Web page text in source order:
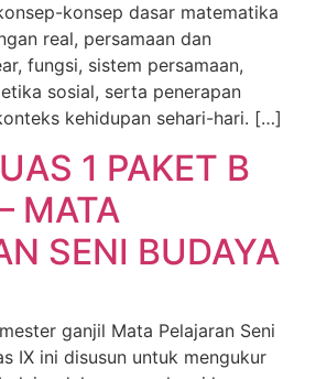
konsep dasar matematika
real, persamaan dan
fungsi, sistem persamaan,
sosial, serta penerapan
kehidupan sehari-hari. […]
1 PAKET B
MATA
SENI BUDAYA
ganjil Mata Pelajaran Seni
IX ini disusun untuk mengukur